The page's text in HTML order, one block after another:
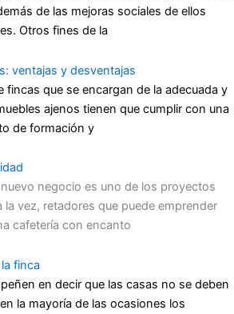
de las mejoras sociales de ellos
Otros fines de la
ventajas y desventajas
fincas que se encargan de la adecuada y
ajenos tienen que cumplir con una
de formación y
negocio es uno de los proyectos
vez, retadores que puede emprender
cafetería con encanto
finca
en decir que las casas no se deben
la mayoría de las ocasiones los